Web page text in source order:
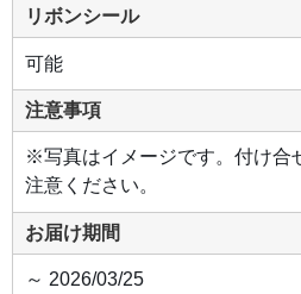
リボンシール
可能
注意事項
※写真はイメージです。付け合
注意ください。
お届け期間
～ 2026/03/25